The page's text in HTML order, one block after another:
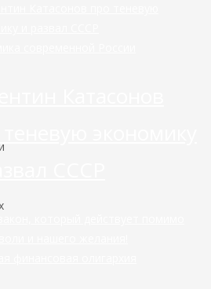
современной России
Катасонов